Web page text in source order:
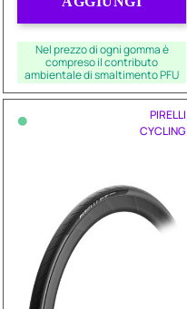
Nel prezzo di ogni gomma è
compreso il contributo
ambientale di smaltimento PFU
•
PIRELLI
CYCLING